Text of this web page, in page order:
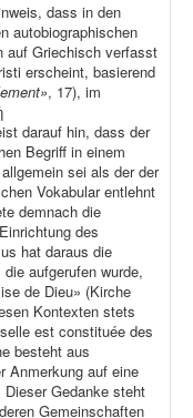
dass in den
autobiographischen
auf Griechisch verfasst
erscheint, basierend
, 17), im
darauf hin, dass der
Begriff in einem
sei als der der
Vokabular entlehnt
demnach die
des
hat daraus die
aufgerufen wurde,
de Dieu» (Kirche
Kontexten stets
est constituée des
besteht aus
Anmerkung auf eine
Gedanke steht
Gemeinschaften